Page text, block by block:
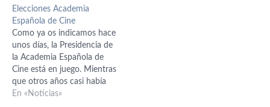
próximos 3 años. Nosotros
lo hemos celebrado
publicando la crítica de una
de sus películas como
guionista,…
Elecciones Academia
Española de Cine
Como ya os indicamos hace
unos días, la Presidencia de
la Academia Española de
Cine está en juego. Mientras
que otros años casi había
que arrastrar a alguien a la
En «Noticias»